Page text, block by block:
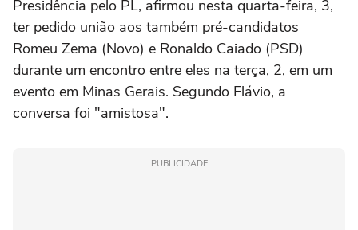
Presidência pelo PL, afirmou nesta quarta-feira, 3,
ter pedido união aos também pré-candidatos
Romeu Zema (Novo) e Ronaldo Caiado (PSD)
durante um encontro entre eles na terça, 2, em um
evento em Minas Gerais. Segundo Flávio, a
conversa foi "amistosa".
PUBLICIDADE